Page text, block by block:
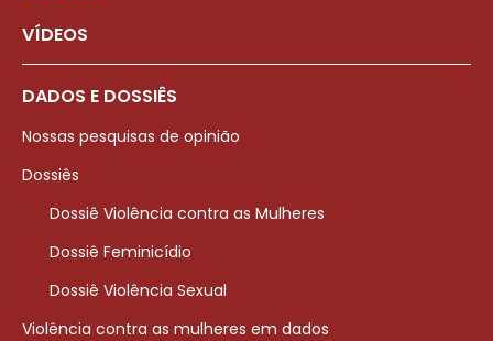
VÍDEOS
DADOS E DOSSIÊS
Nossas pesquisas de opinião
Dossiês
Dossiê Violência contra as Mulheres
Dossiê Feminicídio
Dossiê Violência Sexual
Violência contra as mulheres em dados